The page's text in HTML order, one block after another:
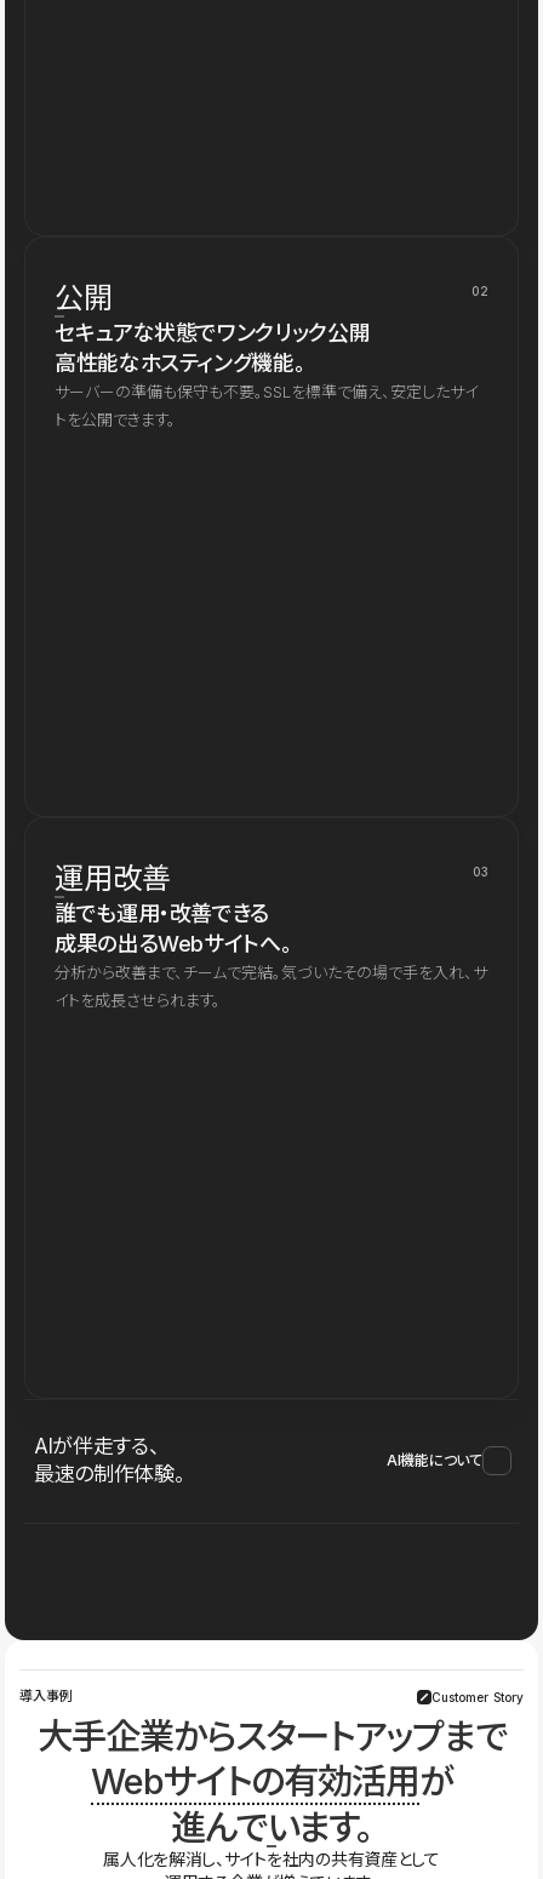
公開 02
セキュアな状態でワンクリック公開
高性能なホスティング機能。
サーバーの準備も保守も不要。SSLを標準で備え、安定したサイ
トを公開できます。
運用改善 03
誰でも運用・改善できる
成果の出るWebサイトへ。
分析から改善まで、チームで完結。気づいたその場で手を入れ、サ
イトを成長させられます。
AIが伴走する、
最速の制作体験。
AI機能について
導入事例 Customer Story
大手企業からスタートアップまで
Webサイトの有効活用が
進んでいます。
属人化を解消し、サイトを社内の共有資産として